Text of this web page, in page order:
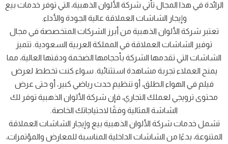
الرائدة في هذا المجال تأتي شركة الألوان الذهبية، التي توفر خدمات بيع
وإيجار الشاشات العملاقة عالية الجودة والأداء.
تعتبر شركة الألوان الذهبية من أبرز الشركات المتخصصة في مجال
توفير الشاشات العملاقة في المملكة العربية السعودية. تتميز
الشاشات التي تقدمها الشركة بأحجامها الضخمة ودقتها العالية، مما
يمنح العملاء تجربة مشاهدة استثنائية. سواء كنت تخطط لعرض
فيلم في الهواء الطلق، أو تنظيم حدث رياضي كبير، أو حتى عرض
محتوى ترويجي لعملك التجاري، فإن شركة الألوان الذهبية توفر لك
الشاشة المثالية وفقًا لاحتياجاتك الخاصة.
تشمل خدمات شركة الألوان الذهبية بيع وإيجار الشاشات العملاقة
المتنوعة، بدءًا من الشاشات الداخلية المناسبة للمعارض والمؤتمرات،